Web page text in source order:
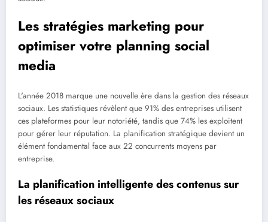
Les stratégies marketing pour
optimiser votre planning social
media
L'année 2018 marque une nouvelle ère dans la gestion des réseaux
sociaux. Les statistiques révèlent que 91% des entreprises utilisent
ces plateformes pour leur notoriété, tandis que 74% les exploitent
pour gérer leur réputation. La planification stratégique devient un
élément fondamental face aux 22 concurrents moyens par
entreprise.
La planification intelligente des contenus sur
les réseaux sociaux